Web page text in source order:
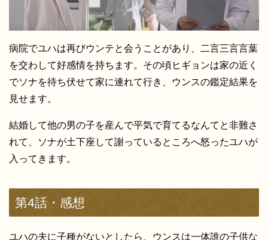
病院でユハは再びウンテと会うことがあり、二言三言言葉
を交わして好感情を持ちます。その頃ヒギョンは家の近く
でソナを待ち伏せて家に連れて行き、ウンスの鑑定結果を
見せます。
結婚して他の男の子を産んで平気で育てるなんてと非難さ
れて、ソナが土下座して謝っているところへ怒ったユハが
入ってきます。
第4話・感想
ユハの夫に子種がないとしたら、ウンスは一体誰の子供な